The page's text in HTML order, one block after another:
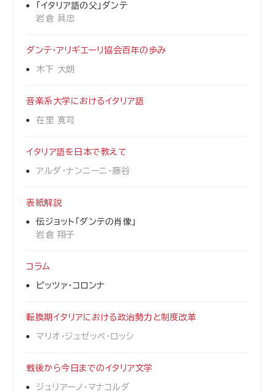
「イタリア語の父」ダンテ
岩倉 具忠
ダンテ・アリギエーリ協会百年の歩み
木下 大朗
音楽系大学におけるイタリア語
在里 寛司
イタリア語を日本で教えて
アルダ・ナンニーニ・藤谷
表紙解説
伝ジョット「ダンテの肖像」
岩倉 翔子
コラム
ピッツァ・コロンナ
転換期イタリアにおける政治勢力と制度改革
マリオ・ジュゼッペ・ロッシ
戦後から今日までのイタリア文学
ジュリアーノ・マナコルダ